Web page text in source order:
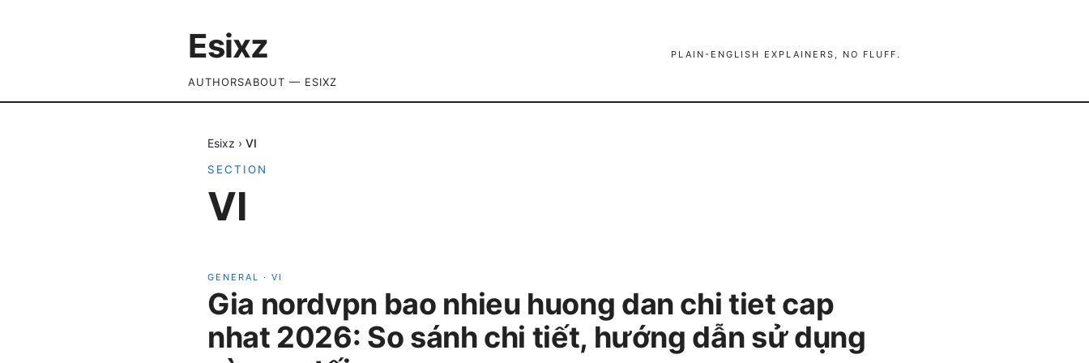
Esixz PLAIN-ENGLISH EXPLAINERS, NO FLUFF.
AUTHORSABOUT — ESIXZ
Esixz › VI
SECTION
VI
GENERAL · VI
Gia nordvpn bao nhieu huong dan chi tiet cap
nhat 2026: So sánh chi tiết, hướng dẫn sử dụng